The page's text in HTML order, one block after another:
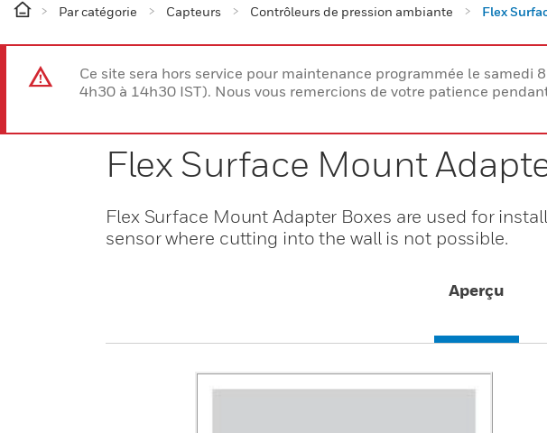
Par catégorie Capteurs Contrôleurs de pression ambiante Flex
Ce site sera hors service pour maintenance programmée le
4h30 à 14h30 IST). Nous vous remercions de votre patience
Flex Surface Mount
Flex Surface Mount Adapter Boxes are used for
sensor where cutting into the wall is not possible.
Aperçu